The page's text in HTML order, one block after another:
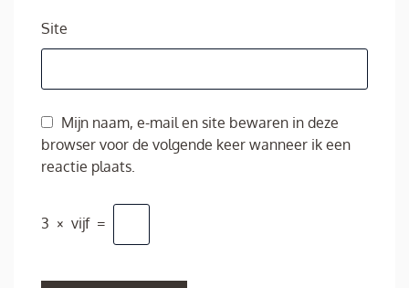
Site
Mijn naam, e-mail en site bewaren in deze
browser voor de volgende keer wanneer ik een
reactie plaats.
3 × vijf =